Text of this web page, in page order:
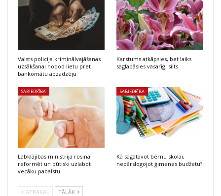
Valsts policija kriminālvajāšanas
uzsākšanai nodod lietu pret
bankomātu apzadzēju
Karstums atkāpsies, bet laiks
saglabāsies vasarīgi silts
SABIEDRĪBA
Labklājības ministrija rosina
reformēt un būtiski uzlabot
vecāku pabalstu
SABIEDRĪBA
Kā sagatavot bērnu skolai,
nepārslogojot ģimenes budžetu?
ATPAKAĻ TĀLĀK